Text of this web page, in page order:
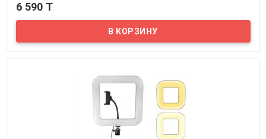
В наличии
Представляем вам беспроводную портативную Bluetooth
колонку New Rixing NR-5011!
6 590 T